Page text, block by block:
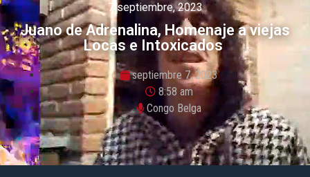
7 septiembre, 2023
Juano de Adrenalina, Homenaje a viejas
Locas e Intoxicados
septiembre 7, 2023
8:58 am
Congo Belga